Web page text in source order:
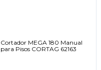
Cortador MEGA 180 Manual
para Pisos CORTAG 62163